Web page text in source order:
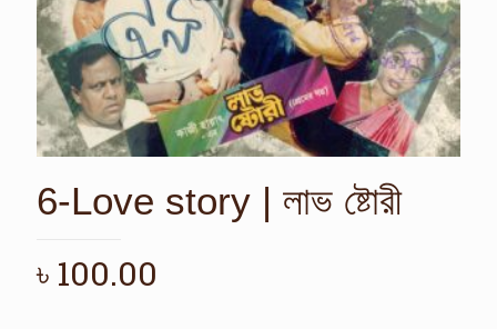
6-Love story | লাভ ষ্টোরী
৳ 100.00